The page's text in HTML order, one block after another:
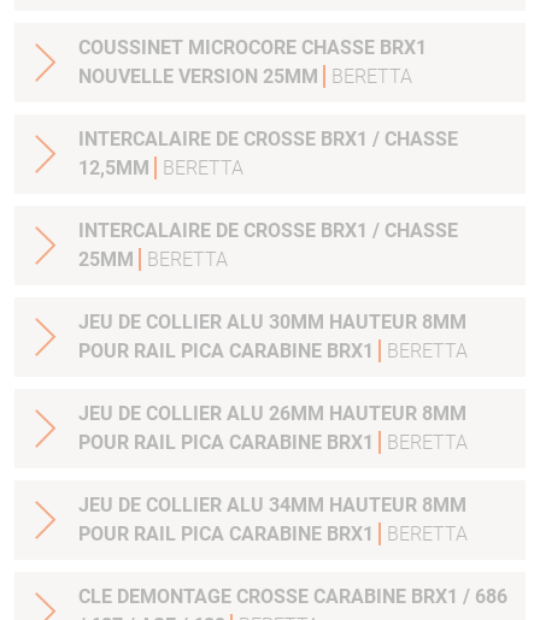
COUSSINET MICROCORE CHASSE BRX1
NOUVELLE VERSION 25MM
BERETTA
INTERCALAIRE DE CROSSE BRX1 / CHASSE
12,5MM
BERETTA
INTERCALAIRE DE CROSSE BRX1 / CHASSE
25MM
BERETTA
JEU DE COLLIER ALU 30MM HAUTEUR 8MM
POUR RAIL PICA CARABINE BRX1
BERETTA
JEU DE COLLIER ALU 26MM HAUTEUR 8MM
POUR RAIL PICA CARABINE BRX1
BERETTA
JEU DE COLLIER ALU 34MM HAUTEUR 8MM
POUR RAIL PICA CARABINE BRX1
BERETTA
CLE DEMONTAGE CROSSE CARABINE BRX1 / 686